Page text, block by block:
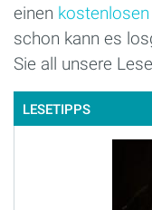
einen
schon kann es
Sie all unsere
LESETIPPS